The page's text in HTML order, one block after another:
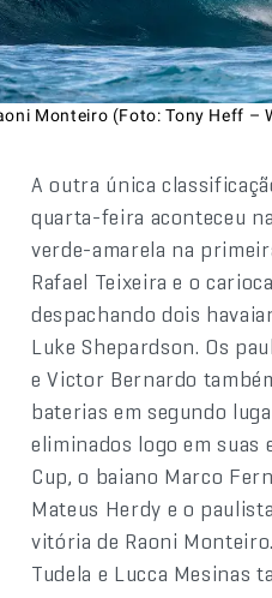
Monteiro (Foto: Tony Heff –
A outra única
quarta-feira aconteceu
verde-amarela na
Rafael Teixeira e o
despachando dois
Luke Shepardson. Os
e Victor Bernardo
baterias em segundo
eliminados logo em suas
Cup, o baiano Marco
Mateus Herdy e o
vitória de Raoni
Tudela e Lucca Mesinas